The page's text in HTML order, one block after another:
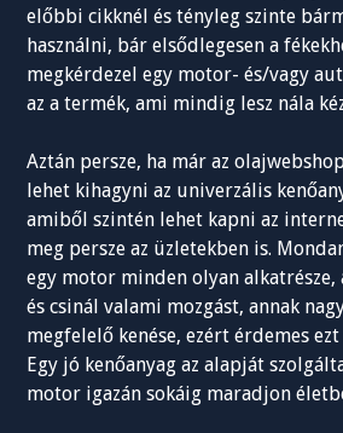
előbbi cikknél és tényleg szinte
használni, bár elsődlegesen a
megkérdezel egy motor- és/vagy
az a termék, ami mindig lesz nála
Aztán persze, ha már az
lehet kihagyni az univerzális
amiből szintén lehet kapni az
meg persze az üzletekben is.
egy motor minden olyan
és csinál valami mozgást, annak
megfelelő kenése, ezért érdemes
Egy jó kenőanyag az alapját
motor igazán sokáig maradjon